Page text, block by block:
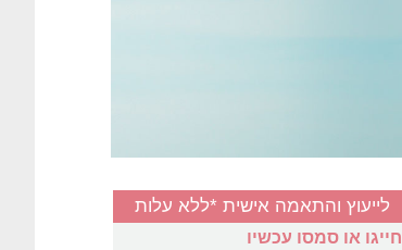
לייעוץ והתאמה אישית *ללא עלות
חייגו או סמסו עכשיו